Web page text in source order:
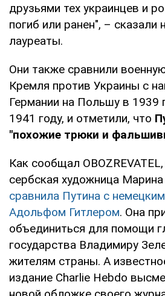
друзьями тех украинцев и
погиб или ранен", – сказали
лауреаты.
Они также сравнили
Кремля против Украины с
Германии на Польшу в 1939
1941 году, и отметили, что
"похожие трюки и
Как сообщал
сербская художница
сравнила Путина с
Адольфом Гитлером. Она
объединиться для помощи
государства Владимиру
жителям страны. А
издание Charlie Hebdo